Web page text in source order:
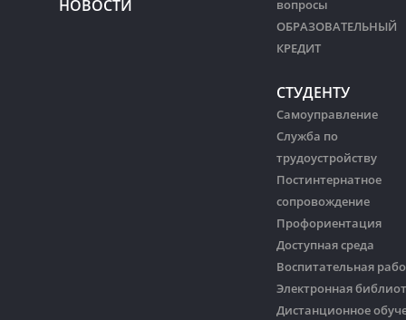
НОВОСТИ
вопросы
ОБРАЗОВАТЕЛЬНЫЙ
КРЕДИТ
СТУДЕНТУ
Самоуправление
Служба по
трудоустройству
Постинтернатное
сопровождение
Профориентация
Доступная среда
Воспитательная
Электронная
Дистанционное